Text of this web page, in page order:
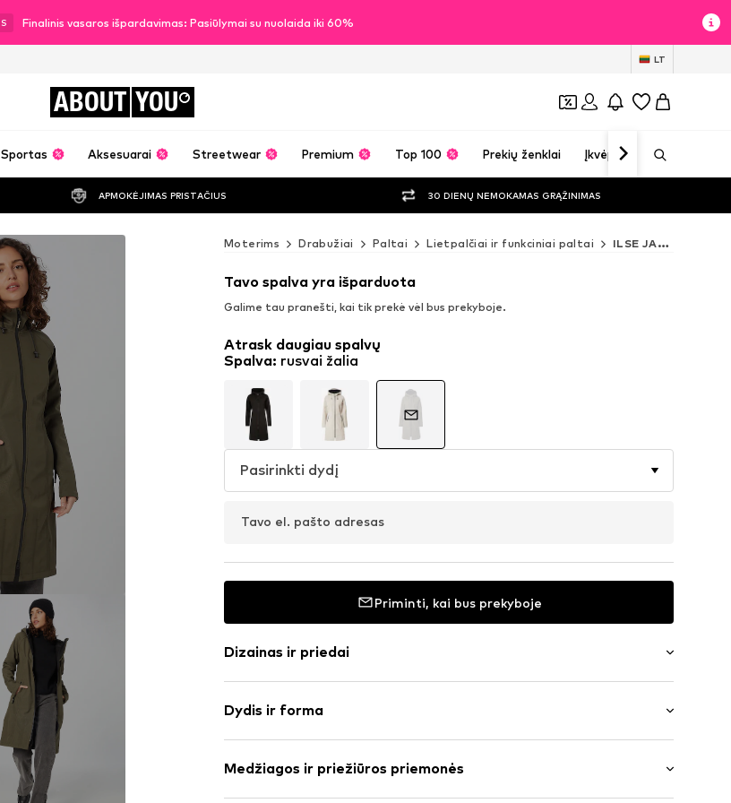
S Finalinis vasaros išpardavimas: Pasiūlymai su nuolaida iki 60%
LT
ABOUT YOU
Sportas Aksesuarai Streetwear Premium Top 100 Prekių ženklai Įkvėpimas
APMOKĖJIMAS PRISTAČIUS 30 DIENŲ NEMOKAMAS GRĄŽINIMAS
Moterims Drabužiai Paltai Lietpalčiai ir funkciniai paltai ILSE JACOBSEN Lietpalčiai ir funkciniai paltai
Tavo spalva yra išparduota
Galime tau pranešti, kai tik prekė vėl bus prekyboje.
Atrask daugiau spalvų
Spalva: rusvai žalia
Pasirinkti dydį
Tavo el. pašto adresas
Priminti, kai bus prekyboje
Dizainas ir priedai
švelnus apvalkalas
Lietpaltis
Lietpaltis
Dydis ir forma
Pritaikomumas: Įprastas prigludimas
Medžiagos ir priežiūros priemonės